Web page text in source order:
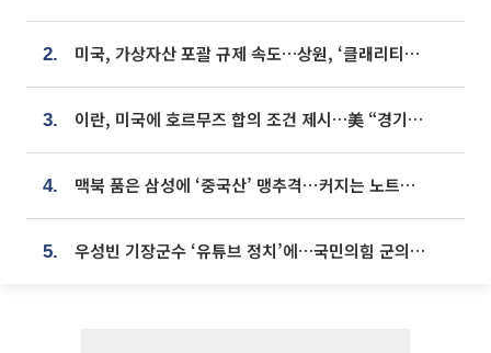
2. 미국, 가상자산 포괄 규제 속도…상원, ‘클래리티법’ 9월 절차투표 추진
3. 이란, 미국에 호르무즈 합의 조건 제시…美 “경기 아직 안 끝나” [종합]
4. 맥북 품은 삼성에 ‘중국산’ 맹추격⋯커지는 노트북 OLED 시장
5. 우성빈 기장군수 ‘유튜브 정치’에…국민의힘 군의원들 집단 반발